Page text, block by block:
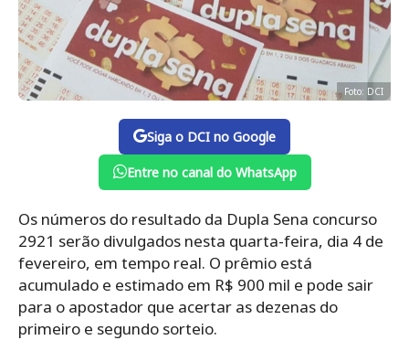
Foto: DCI
Siga o DCI no Google
Entre no canal do WhatsApp
Os números do resultado da Dupla Sena concurso
2921 serão divulgados nesta quarta-feira, dia 4 de
fevereiro, em tempo real. O prêmio está
acumulado e estimado em R$ 900 mil e pode sair
para o apostador que acertar as dezenas do
primeiro e segundo sorteio.